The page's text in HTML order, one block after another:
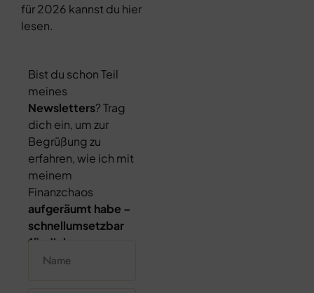
für 2026 kannst du hier
lesen.
Bist du schon Teil
meines
Newsletters? Trag
dich ein, um zur
Begrüßung zu
erfahren, wie ich mit
meinem
Finanzchaos
aufgeräumt habe –
schnellumsetzbar
für dich